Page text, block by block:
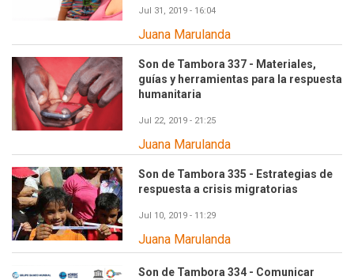
Jul 31, 2019 - 16:04
Juana Marulanda
Son de Tambora 337 - Materiales,
guías y herramientas para la respuesta
humanitaria
Jul 22, 2019 - 21:25
Juana Marulanda
Son de Tambora 335 - Estrategias de
respuesta a crisis migratorias
Jul 10, 2019 - 11:29
Juana Marulanda
Son de Tambora 334 - Comunicar